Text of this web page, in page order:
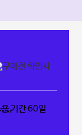
기간 60일
일